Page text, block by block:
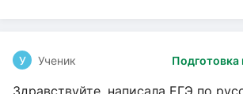
Подготовка
У Ученик
Здравствуйте, написала ЕГЭ по